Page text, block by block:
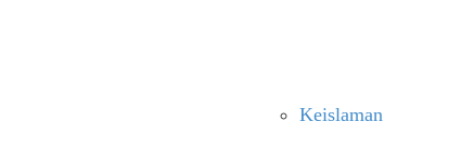
Keislaman